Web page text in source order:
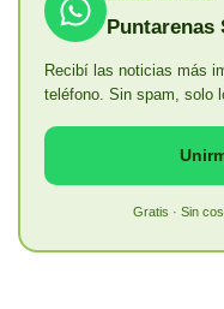
Puntarenas
Recibí las noticias más
teléfono. Sin spam, solo
Gratis · Sin